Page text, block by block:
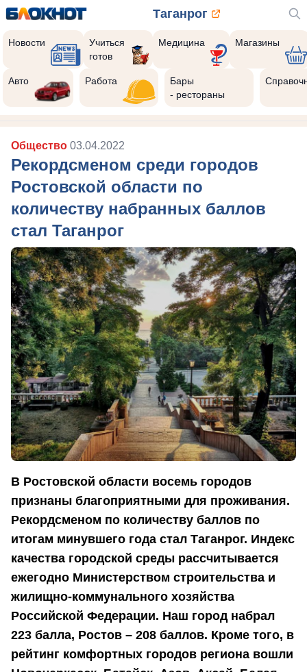
Таганрог
Новости
Учиться
готов
Медицина Магазины
Авто Работа
Бары
- рестораны
Общество 03.04.2022
Рекордсменом среди городов
Ростовской области по
количеству набранных баллов
стал Таганрог
В Ростовской области восемь городов
признаны благоприятными для проживания.
Рекордсменом по количеству баллов по
итогам минувшего года стал Таганрог. Индекс
качества городской среды рассчитывается
ежегодно Министерством строительства и
жилищно-коммунального хозяйства
Российской Федерации. Наш город набрал
223 балла, Ростов – 208 баллов. Кроме того, в
рейтинг комфортных городов региона вошли